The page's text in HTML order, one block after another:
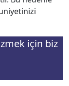
için biz